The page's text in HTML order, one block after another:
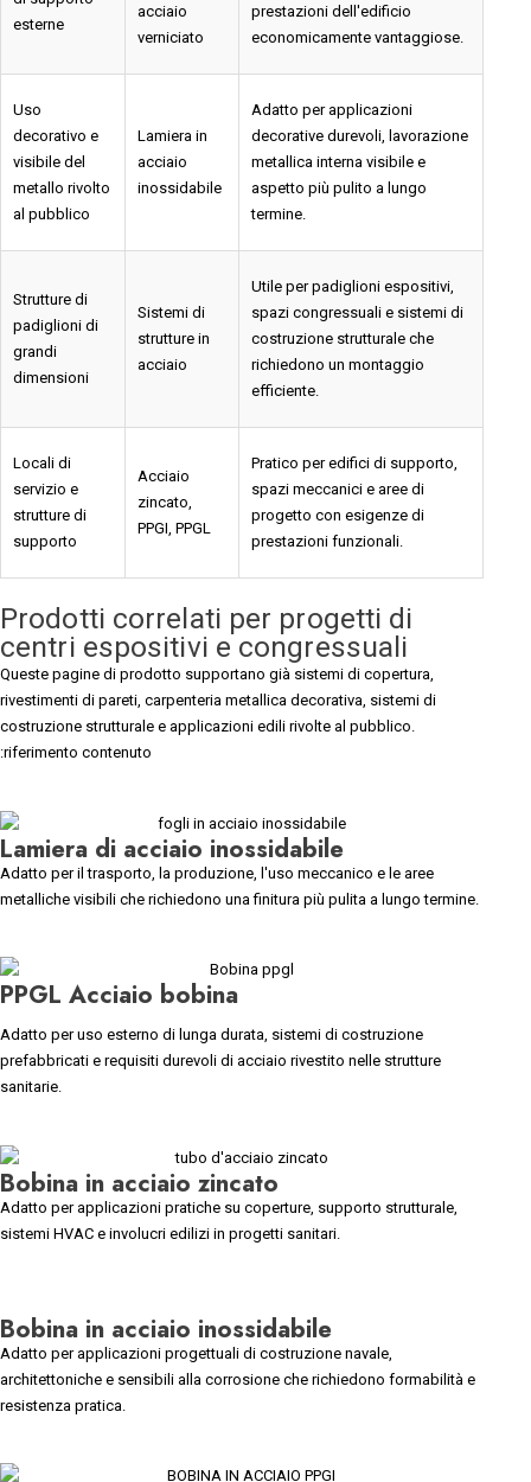
esterne
acciaio
verniciato
prestazioni dell'edificio
economicamente vantaggiose.
Uso
decorativo e
visibile del
metallo rivolto
al pubblico
Lamiera in
acciaio
inossidabile
Adatto per applicazioni
decorative durevoli, lavorazione
metallica interna visibile e
aspetto più pulito a lungo
termine.
Strutture di
padiglioni di
grandi
dimensioni
Sistemi di
strutture in
acciaio
Utile per padiglioni espositivi,
spazi congressuali e sistemi di
costruzione strutturale che
richiedono un montaggio
efficiente.
Locali di
servizio e
strutture di
supporto
Acciaio
zincato,
PPGI, PPGL
Pratico per edifici di supporto,
spazi meccanici e aree di
progetto con esigenze di
prestazioni funzionali.
Prodotti correlati per progetti di
centri espositivi e congressuali
Queste pagine di prodotto supportano già sistemi di copertura,
rivestimenti di pareti, carpenteria metallica decorativa, sistemi di
costruzione strutturale e applicazioni edili rivolte al pubblico.
:riferimento contenuto
Lamiera di acciaio inossidabile
Adatto per il trasporto, la produzione, l'uso meccanico e le aree
metalliche visibili che richiedono una finitura più pulita a lungo termine.
PPGL Acciaio bobina
Adatto per uso esterno di lunga durata, sistemi di costruzione
prefabbricati e requisiti durevoli di acciaio rivestito nelle strutture
sanitarie.
Bobina in acciaio zincato
Adatto per applicazioni pratiche su coperture, supporto strutturale,
sistemi HVAC e involucri edilizi in progetti sanitari.
Bobina in acciaio inossidabile
Adatto per applicazioni progettuali di costruzione navale,
architettoniche e sensibili alla corrosione che richiedono formabilità e
resistenza pratica.